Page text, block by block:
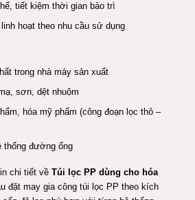
tiết kiệm thời gian bảo trì
hoạt theo nhu cầu sử dụng
trong nhà máy sản xuất
sơn, dệt nhuộm
hóa mỹ phẩm (công đoạn lọc thô –
thống đường ống
chi tiết về Túi lọc PP dùng cho hóa
đặt may gia công túi lọc PP theo kích